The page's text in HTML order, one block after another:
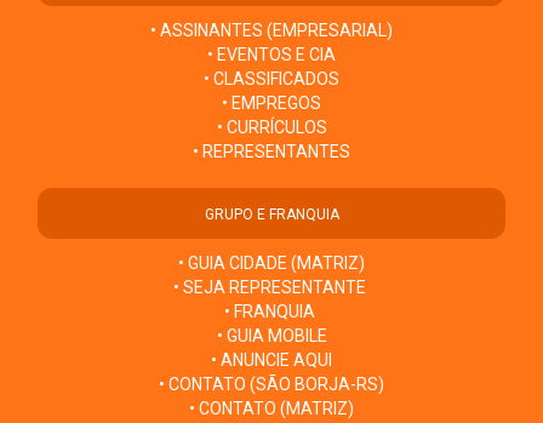
• ASSINANTES (EMPRESARIAL)
• EVENTOS E CIA
• CLASSIFICADOS
• EMPREGOS
• CURRÍCULOS
• REPRESENTANTES
GRUPO E FRANQUIA
• GUIA CIDADE (MATRIZ)
• SEJA REPRESENTANTE
• FRANQUIA
• GUIA MOBILE
• ANUNCIE AQUI
• CONTATO (SÃO BORJA-RS)
• CONTATO (MATRIZ)